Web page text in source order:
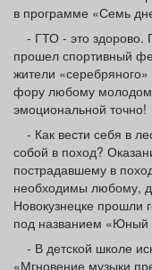
в программе «Семь
- ГТО - это здорово.
прошел спортивный
жители
фору любому
эмоциональной точно!
- Как вести себя в
собой в поход?
пострадавшему в
необходимы любому,
Новокузнецке прошли
под названием «Юный
- В детской школе
«Мгновение музыки